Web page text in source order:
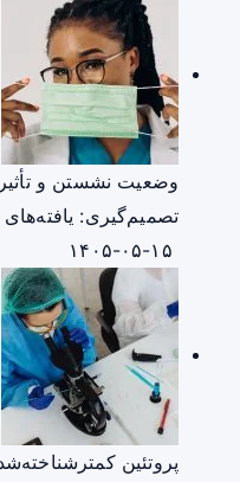
وضعیت نشستن و
تصمیم‌گیری:
پروتئین